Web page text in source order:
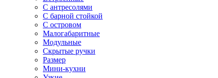
С антресолями
С барной стойкой
С островом
Малогабаритные
Модульные
Скрытые ручки
Размер
Мини-кухни